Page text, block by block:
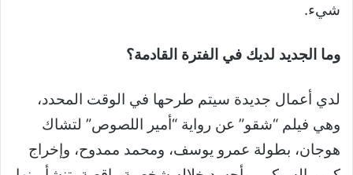
شيء.
وما الجديد لديك في الفترة القادمة؟
لدي أعمال جديدة سيتم طرحها في الوقت المحدد،
وهي فيلم “شقو” عن رواية “أمير اللصوص” لتشاك
هوجان، بطولة عمرو يوسف، ومحمد ممدوح، وإخراج